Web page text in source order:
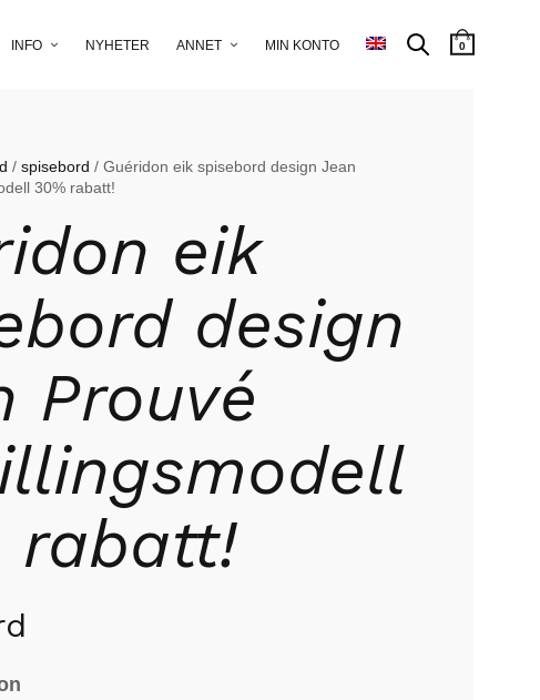
INFO NYHETER ANNET MIN KONTO 0
/spisebord / Guéridon eik spisebord design Jean
30% rabatt!
eik
design
Prouvé
rabatt!